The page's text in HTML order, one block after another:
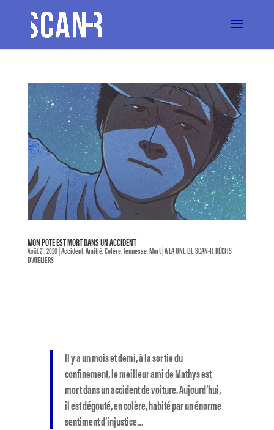
MON POTE EST MORT DANS UN ACCIDENT
Août 21, 2020|Accident,Amitié,Colère,Jeunesse,Mort|A LA UNE DE SCAN-R,RÉCITS
D'ATELIERS
Il y a un mois et demi, à la sortie du
confinement, le meilleur ami de Mathys est
mort dans un accident de voiture. Aujourd’hui,
il est dégouté, en colère, habité par un énorme
sentiment d’injustice…